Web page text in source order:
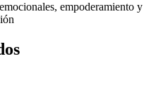
empoderamiento y